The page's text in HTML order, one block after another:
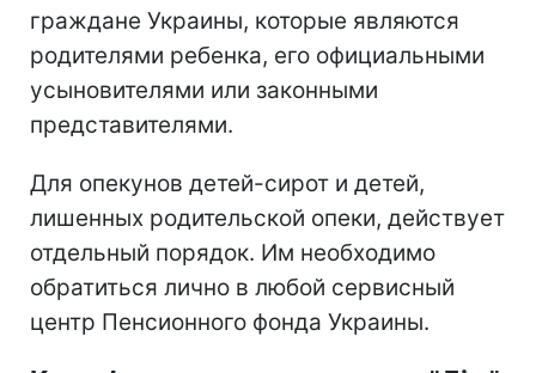
граждане Украины, которые являются
родителями ребенка, его официальными
усыновителями или законными
представителями.
Для опекунов детей-сирот и детей,
лишенных родительской опеки, действует
отдельный порядок. Им необходимо
обратиться лично в любой сервисный
центр Пенсионного фонда Украины.